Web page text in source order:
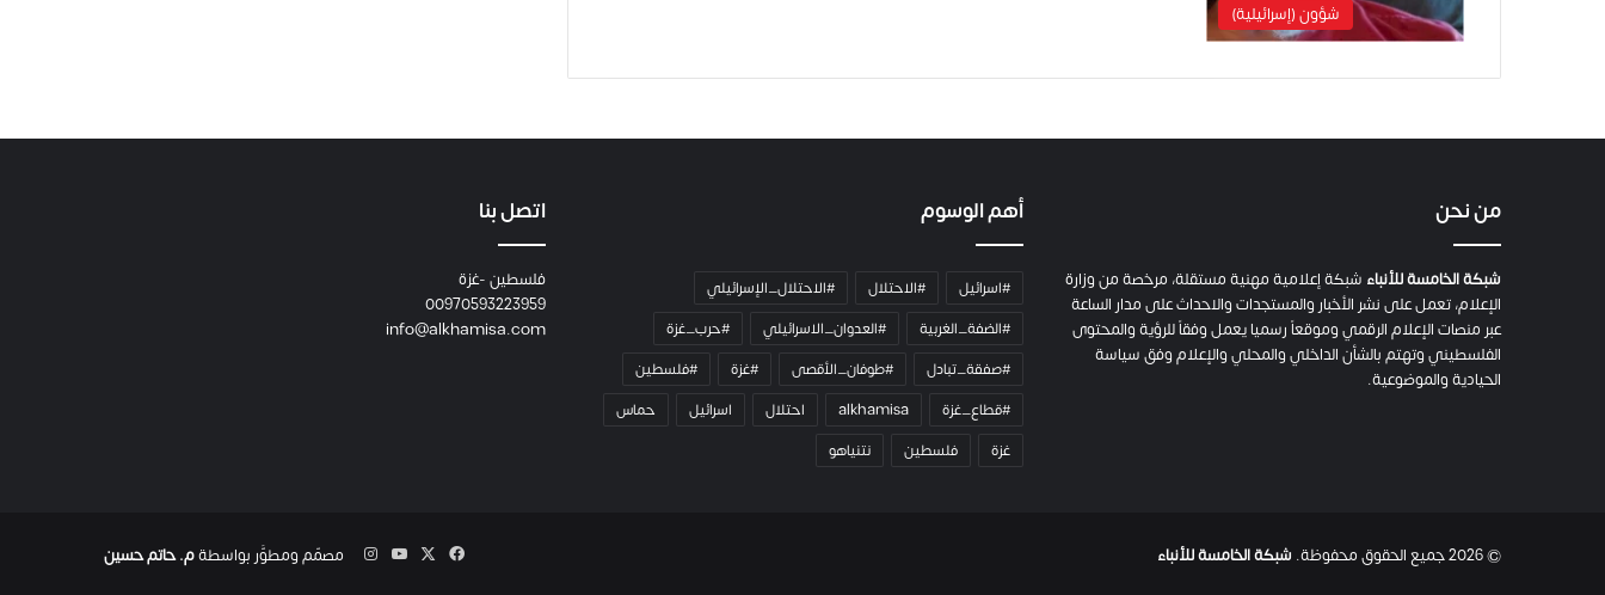
شؤون (إسرائيلية)
ل
ل
ك
م
ي
ر
من نحن
شبكة الخامسة للأنباء شبكة إعلامية مهنية مستقلة، مرخصة من وزارة
الإعلام، تعمل على نشر الأخبار والمستجدات والاحداث على مدار الساعة
عبر منصات الإعلام الرقمي وموقعاً رسميا يعمل وفقاً للرؤية والمحتوى
الفلسطيني وتهتم بالشأن الداخلي والمحلي والإعلام وفق سياسة
الحيادية والموضوعية.
أهم الوسوم
#اسرائيل #الاحتلال
#الاحتلال_الإسرائيلي
#الضفة_الغربية
#العدوان_الاسرائيلي
#حرب_غزة
#صفقة_تبادل
#طوفان_الأقصى #غزة
#فلسطين
#قطاع_غزة
alkhamisa احتلال اسرائيل
حماس
غزة
فلسطين نتنياهو
اتصل بنا
فلسطين -غزة
00970593223959
info@alkhamisa.com
© 2026 جميع الحقوق محفوظة. شبكة الخامسة للأنباء مصمّم ومطوَّر بواسطةم. حاتم حسين فيسبوك ‫YouTube
انستقرام